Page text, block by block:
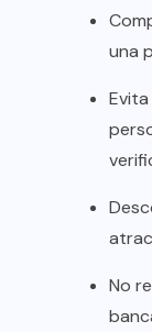
una
No